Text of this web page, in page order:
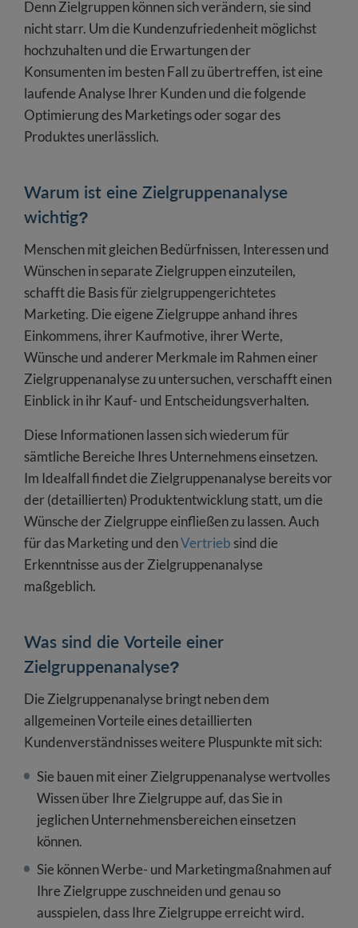
Denn Zielgruppen können sich verändern, sie sind
nicht starr. Um die Kundenzufriedenheit möglichst
hochzuhalten und die Erwartungen der
Konsumenten im besten Fall zu übertreffen, ist eine
laufende Analyse Ihrer Kunden und die folgende
Optimierung des Marketings oder sogar des
Produktes unerlässlich.
Warum ist eine Zielgruppenanalyse
wichtig?
Menschen mit gleichen Bedürfnissen, Interessen und
Wünschen in separate Zielgruppen einzuteilen,
schafft die Basis für zielgruppengerichtetes
Marketing. Die eigene Zielgruppe anhand ihres
Einkommens, ihrer Kaufmotive, ihrer Werte,
Wünsche und anderer Merkmale im Rahmen einer
Zielgruppenanalyse zu untersuchen, verschafft einen
Einblick in ihr Kauf- und Entscheidungsverhalten.
Diese Informationen lassen sich wiederum für
sämtliche Bereiche Ihres Unternehmens einsetzen.
Im Idealfall findet die Zielgruppenanalyse bereits vor
der (detaillierten) Produktentwicklung statt, um die
Wünsche der Zielgruppe einfließen zu lassen. Auch
für das Marketing und denVertriebsind die
Erkenntnisse aus der Zielgruppenanalyse
maßgeblich.
Was sind die Vorteile einer
Zielgruppenanalyse?
Die Zielgruppenanalyse bringt neben dem
allgemeinen Vorteile eines detaillierten
Kundenverständnisses weitere Pluspunkte mit sich:
Sie bauen mit einer Zielgruppenanalyse wertvolles
Wissen über Ihre Zielgruppe auf, das Sie in
jeglichen Unternehmensbereichen einsetzen
können.
Sie können Werbe- und Marketingmaßnahmen auf
Ihre Zielgruppe zuschneiden und genau so
ausspielen, dass Ihre Zielgruppe erreicht wird.